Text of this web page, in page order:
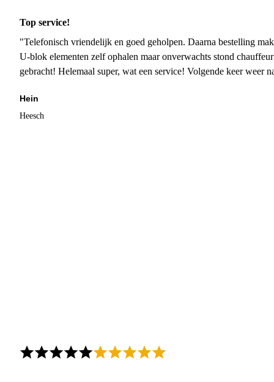
Top service!
"Telefonisch vriendelijk en goed geholpen. Daarna bestelling
U-blok elementen zelf ophalen maar onverwachts stond
gebracht! Helemaal super, wat een service! Volgende keer weer
Hein
Heesch